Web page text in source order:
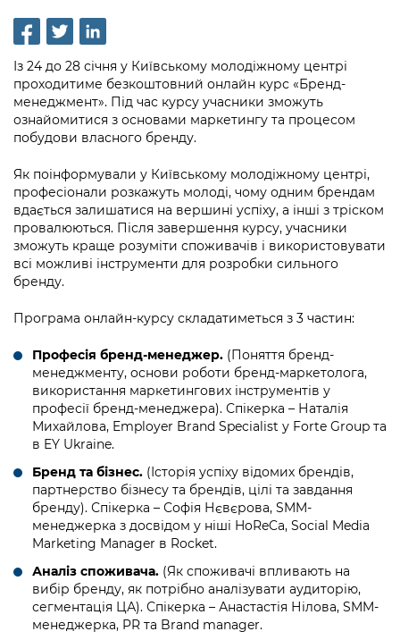
Проєкти розпоряджень, що
перебувають на погодженні КМВА
Рішення Київради
Контактна інформація
Графік роботи та прийому громадян
Вакансії
Статистика
Звернення громадян
Регуляторна діяльність
Промисловість і наука Києва
Підприємства, установи, організації
Kyiv International Relations
Річні звіти
Гендерна політика
Безбар'єрність
Київська міська військова адміністрація
Освіта та навчальні заклади
Навколишнє середовище міста
Містобудування та земельні ділянки
Бізнес та ліцензування
Фінанси та бюджет
Безпека та правопорядок
Ритуальні послуги
Іноземцям / For foreigners
Пам'ятки культурної спадщини
Портал Захисників та Захисниць
Безбар'єрність
Портал послуг
Міський застосунок Київ Цифровий
Важливе під час воєнного стану
Громадська експертиза
Консультації з громадськістю
Громадська рада
Петиції
Відкритий бюджет
Контактний центр
Допомога учасникам АТО
Рада з питань внутрішньо переміщених
адміністрації
«Ініціатива «Партнерство «Відкритий
Уряд» – місцевий рівень»
Важливе під час воєнного стану
Інформація з обмеженим доступом
Подати запит онлайн
Проекти нормативно-правових та
інших актів
Нормативна база
Питання і відповіді про публічну
інформацію
Порядок оскарження рішень, дій чи
бездіяльності розпорядників інформації
Звіти про опрацювання запитів на
Інформація для споживачів
Про відкриті дані
Публічні дашборди
Медіагалерея
Підписатися на новини та анонси від
КМДА / Subscribe to announcements
from the KCSA
Порядок акредитації медіа /
Подати журналістський запит /
Submitting a media request
Зйомки в лікарнях в умовах воєнного
стану / Rules for media coverage of
hospitals at work under martial law
Контакти для медіа / Contacts for mass
media
Портал Послуг
Із 24 до 28 січня у Київському молодіжному центрі
проходитиме безкоштовний онлайн курс «Бренд-
менеджмент». Під час курсу учасники зможуть
ознайомитися з основами маркетингу та процесом
побудови власного бренду.
Як поінформували у Київському молодіжному центрі,
професіонали розкажуть молоді, чому одним брендам
вдається залишатися на вершині успіху, а інші з тріском
провалюються. Після завершення курсу, учасники
зможуть краще розуміти споживачів і використовувати
всі можливі інструменти для розробки сильного
бренду.
Програма онлайн-курсу складатиметься з 3 частин:
Професія бренд-менеджер. (Поняття бренд-
менеджменту, основи роботи бренд-маркетолога,
використання маркетингових інструментів у
професії бренд-менеджера). Спікерка – Наталія
Михайлова, Employer Brand Specialist у Forte Group та
в EY Ukraine.
Бренд та бізнес. (Історія успіху відомих брендів,
партнерство бізнесу та брендів, цілі та завдання
бренду). Спікерка – Софія Нєвєрова, SMM-
менеджерка з досвідом у ніші HoReCa, Social Media
Marketing Manager в Rocket.
Аналіз споживача. (Як споживачі впливають на
вибір бренду, як потрібно аналізувати аудиторію,
сегментація ЦА). Спікерка – Анастастія Нілова, SMM-
менеджерка, PR та Brand manager.